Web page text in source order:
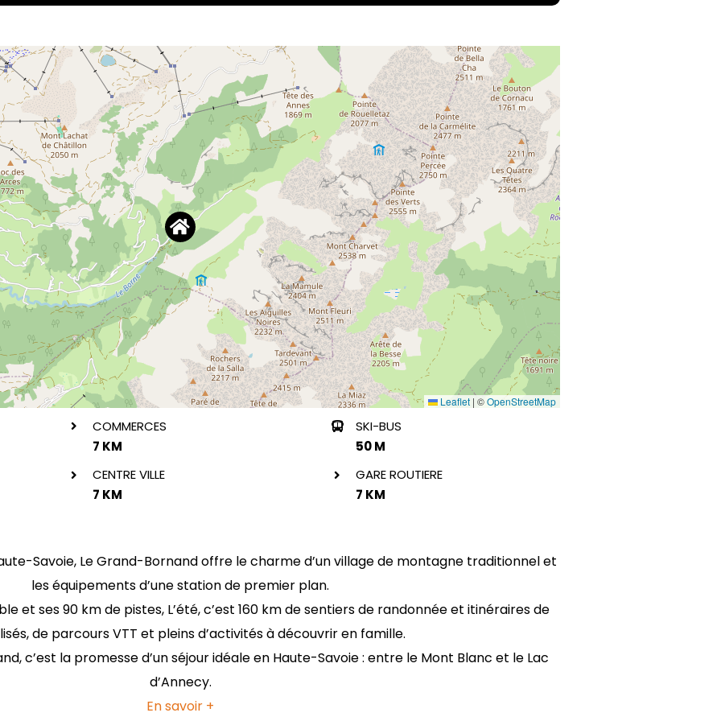
Leaflet | ©OpenStreetMap
COMMERCES
7 KM
CENTRE VILLE
7 KM
SKI-BUS
50 M
GARE ROUTIERE
7 KM
Savoie, Le Grand-Bornand offre le charme d’un village de montagne traditionnel et
les équipements d’une station de premier plan.
et ses 90 km de pistes, L’été, c’est 160 km de sentiers de randonnée et itinéraires de
de parcours VTT et pleins d’activités à découvrir en famille.
c’est la promesse d’un séjour idéale en Haute-Savoie : entre le Mont Blanc et le Lac
d’Annecy.
En savoir +